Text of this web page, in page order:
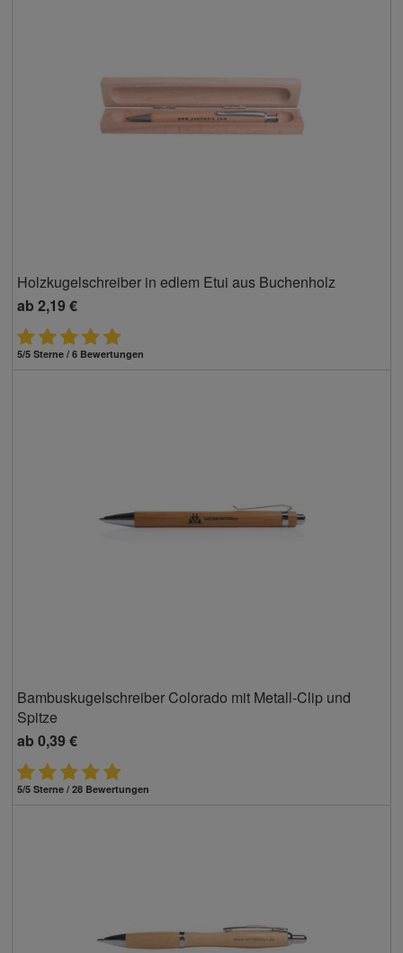
Holzkugelschreiber in edlem Etui aus Buchenholz
ab 2,19 €
5/5 Sterne / 6 Bewertungen
Bambuskugelschreiber Colorado mit Metall-Clip und
Spitze
ab 0,39 €
5/5 Sterne / 28 Bewertungen